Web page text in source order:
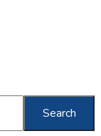
Search